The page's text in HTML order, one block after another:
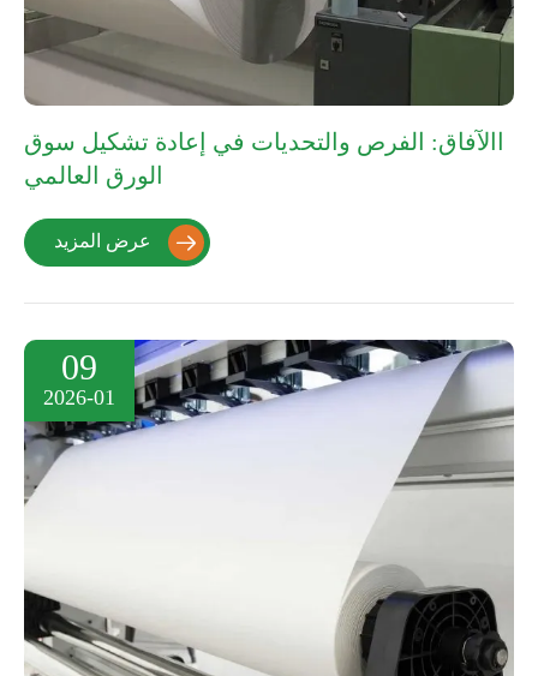
االآفاق: الفرص والتحديات في إعادة تشكيل سوق
الورق العالمي

09
2026-01